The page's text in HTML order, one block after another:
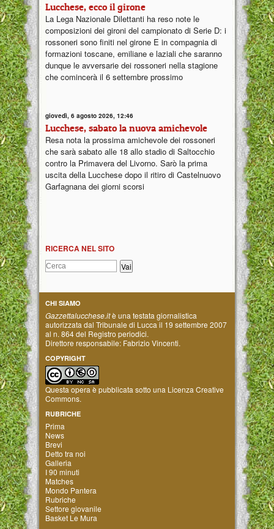
Lucchese, ecco il girone
La Lega Nazionale Dilettanti ha reso note le
composizioni dei gironi del campionato di Serie D: i
rossoneri sono finiti nel girone E in compagnia di
formazioni toscane, emiliane e laziali che saranno
dunque le avversarie dei rossoneri nella stagione
che comincerà il 6 settembre prossimo
giovedì, 6 agosto 2026, 12:46
Lucchese, sabato la nuova amichevole
Resa nota la prossima amichevole dei rossoneri
che sarà sabato alle 18 allo stadio di Saltocchio
contro la Primavera del Livorno. Sarò la prima
uscita della Lucchese dopo il ritiro di Castelnuovo
Garfagnana dei giorni scorsi
RICERCA NEL SITO
CHI SIAMO
Gazzettalucchese.itè una testata giornalistica
autorizzata dal Tribunale di Lucca il 19 settembre 2007
al n. 864 del Registro periodici.
Direttore responsabile: Fabrizio Vincenti.
COPYRIGHT
Questa opera è pubblicata sotto una Licenza Creative
Commons.
RUBRICHE
Prima
News
Brevi
Detto tra noi
Galleria
I 90 minuti
Matches
Mondo Pantera
Rubriche
Settore giovanile
Basket Le Mura